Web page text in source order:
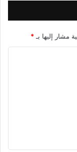
مشار إليها بـ *